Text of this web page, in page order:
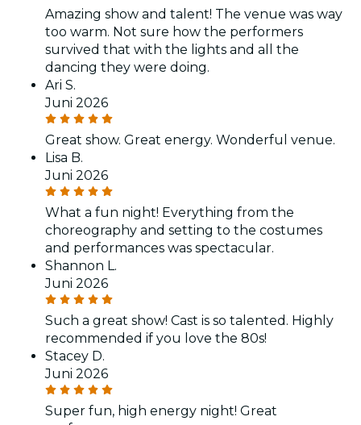
Amazing show and talent! The venue was way
too warm. Not sure how the performers
survived that with the lights and all the
dancing they were doing.
Ari S.
Juni 2026
Great show. Great energy. Wonderful venue.
Lisa B.
Juni 2026
What a fun night! Everything from the
choreography and setting to the costumes
and performances was spectacular.
Shannon L.
Juni 2026
Such a great show! Cast is so talented. Highly
recommended if you love the 80s!
Stacey D.
Juni 2026
Super fun, high energy night! Great